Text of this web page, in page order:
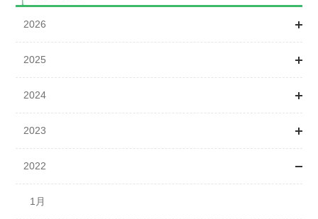
2026
1月
2月
3月
4月
5月
2025
1月
3月
4月
5月
2024
1月
2月
3月
2023
1月
4月
2022
1月